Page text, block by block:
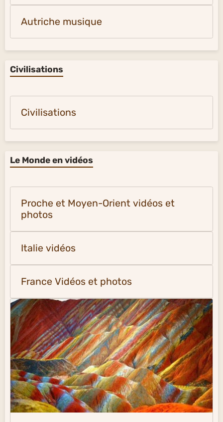
Autriche musique
Civilisations
Civilisations
Le Monde en vidéos
Proche et Moyen-Orient vidéos et
photos
Italie vidéos
France Vidéos et photos